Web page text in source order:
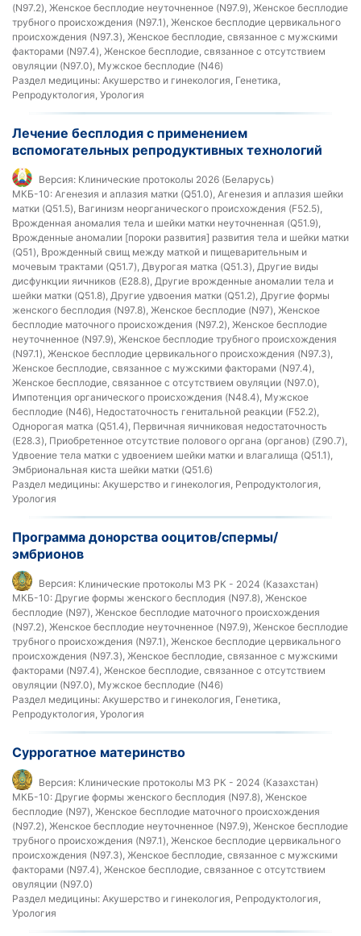
(N97.2), Женское бесплодие неуточненное (N97.9), Женское бесплодие
трубного происхождения (N97.1), Женское бесплодие цервикального
происхождения (N97.3), Женское бесплодие, связанное с мужскими
факторами (N97.4), Женское бесплодие, связанное с отсутствием
овуляции (N97.0), Мужское бесплодие (N46)
Раздел медицины: Акушерство и гинекология, Генетика,
Репродуктология, Урология
Лечение бесплодия с применением
вспомогательных репродуктивных технологий
Версия: Клинические протоколы 2026 (Беларусь)
МКБ-10: Агенезия и аплазия матки (Q51.0), Агенезия и аплазия шейки
матки (Q51.5), Вагинизм неорганического происхождения (F52.5),
Врожденная аномалия тела и шейки матки неуточненная (Q51.9),
Врожденные аномалии [пороки развития] развития тела и шейки матки
(Q51), Врожденный свищ между маткой и пищеварительным и
мочевым трактами (Q51.7), Двурогая матка (Q51.3), Другие виды
дисфункции яичников (E28.8), Другие врожденные аномалии тела и
шейки матки (Q51.8), Другие удвоения матки (Q51.2), Другие формы
женского бесплодия (N97.8), Женское бесплодие (N97), Женское
бесплодие маточного происхождения (N97.2), Женское бесплодие
неуточненное (N97.9), Женское бесплодие трубного происхождения
(N97.1), Женское бесплодие цервикального происхождения (N97.3),
Женское бесплодие, связанное с мужскими факторами (N97.4),
Женское бесплодие, связанное с отсутствием овуляции (N97.0),
Импотенция органического происхождения (N48.4), Мужское
бесплодие (N46), Недостаточность генитальной реакции (F52.2),
Однорогая матка (Q51.4), Первичная яичниковая недостаточность
(E28.3), Приобретенное отсутствие полового органа (органов) (Z90.7),
Удвоение тела матки с удвоением шейки матки и влагалища (Q51.1),
Эмбриональная киста шейки матки (Q51.6)
Раздел медицины: Акушерство и гинекология, Репродуктология,
Урология
Программа донорства ооцитов/спермы/
эмбрионов
Версия: Клинические протоколы МЗ РК - 2024 (Казахстан)
МКБ-10: Другие формы женского бесплодия (N97.8), Женское
бесплодие (N97), Женское бесплодие маточного происхождения
(N97.2), Женское бесплодие неуточненное (N97.9), Женское бесплодие
трубного происхождения (N97.1), Женское бесплодие цервикального
происхождения (N97.3), Женское бесплодие, связанное с мужскими
факторами (N97.4), Женское бесплодие, связанное с отсутствием
овуляции (N97.0), Мужское бесплодие (N46)
Раздел медицины: Акушерство и гинекология, Генетика,
Репродуктология, Урология
Суррогатное материнство
Версия: Клинические протоколы МЗ РК - 2024 (Казахстан)
МКБ-10: Другие формы женского бесплодия (N97.8), Женское
бесплодие (N97), Женское бесплодие маточного происхождения
(N97.2), Женское бесплодие неуточненное (N97.9), Женское бесплодие
трубного происхождения (N97.1), Женское бесплодие цервикального
происхождения (N97.3), Женское бесплодие, связанное с мужскими
факторами (N97.4), Женское бесплодие, связанное с отсутствием
овуляции (N97.0)
Раздел медицины: Акушерство и гинекология, Репродуктология,
Урология